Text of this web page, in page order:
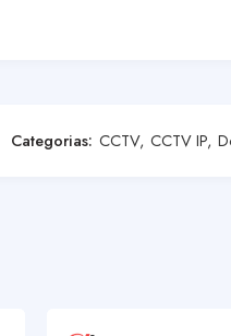
Categorias: CCTV, CCTV IP,